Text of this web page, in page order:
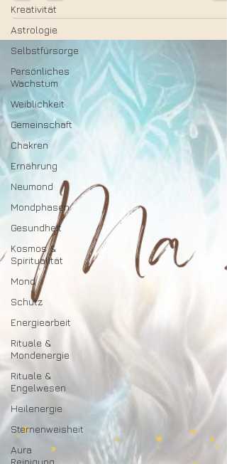
Kreativität
Astrologie
Selbstfürsorge
Persönliches
Wachstum
Weiblichkeit
Gemeinschaft
Chakren
Ernährung
Neumond
Mondphasen
Gesundheit
Kosmos &
Spiritualität
Mond
Schutz
Energiearbeit
Rituale &
Mondenergie
Rituale &
Engelwesen
Heilenergie
Sternenweisheit
Aura
Reinigung
Gefühle gespeichert sind. Erfahre, wie du
es lesen lernst und die Sprache deiner Seele
verstehst.